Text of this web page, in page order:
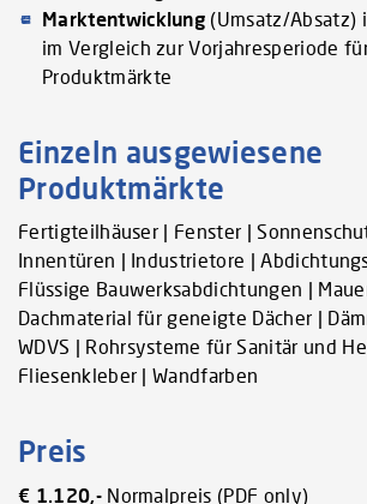
Marktentwicklung (Umsatz/Absatz)
im Vergleich zur Vorjahresperiode
Produktmärkte
Einzeln ausgewiesene
Produktmärkte
Fertigteilhäuser | Fenster |
Innentüren | Industrietore |
Flüssige Bauwerksabdichtungen |
Dachmaterial für geneigte Dächer |
WDVS | Rohrsysteme für Sanitär und
Fliesenkleber | Wandfarben
Preis
€ 1.120,-Normalpreis (PDF only)